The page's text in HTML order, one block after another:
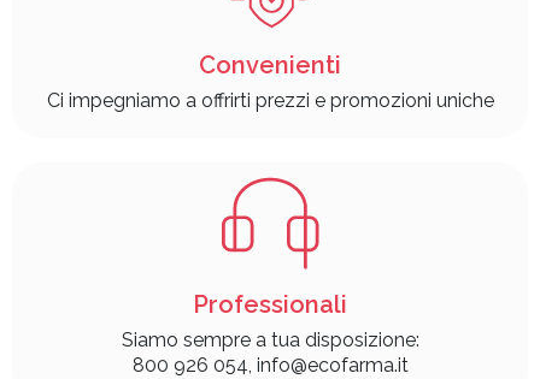
Convenienti
Ci impegniamo a offrirti prezzi e promozioni uniche
Professionali
Siamo sempre a tua disposizione:
800 926 054, info@ecofarma.it